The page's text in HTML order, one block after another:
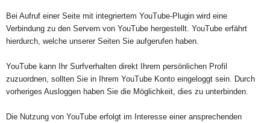
Bei Aufruf einer Seite mit integriertem YouTube-Plugin wird eine
Verbindung zu den Servern von YouTube hergestellt. YouTube erfährt
hierdurch, welche unserer Seiten Sie aufgerufen haben.
YouTube kann Ihr Surfverhalten direkt Ihrem persönlichen Profil
zuzuordnen, sollten Sie in Ihrem YouTube Konto eingeloggt sein. Durch
vorheriges Ausloggen haben Sie die Möglichkeit, dies zu unterbinden.
Die Nutzung von YouTube erfolgt im Interesse einer ansprechenden